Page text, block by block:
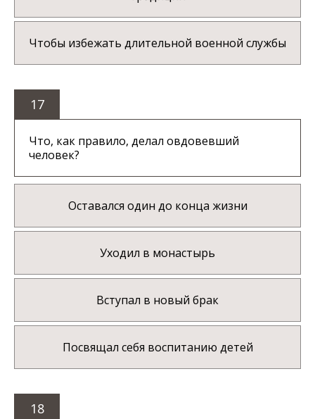
Чтобы избежать длительной военной службы
17
Что, как правило, делал овдовевший
человек?
Оставался один до конца жизни
Уходил в монастырь
Вступал в новый брак
Посвящал себя воспитанию детей
18